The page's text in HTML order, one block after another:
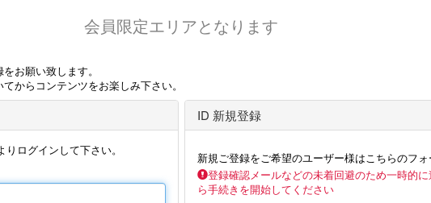
会員限定エリアとなります
お願い致します。
からコンテンツをお楽しみ下さい。
ログインして下さい。
ID 新規登録
新規ご登録をご希望のユーザー様はこちらのフォ
登録確認メールなどの未着回避のため一時的
ら手続きを開始してください